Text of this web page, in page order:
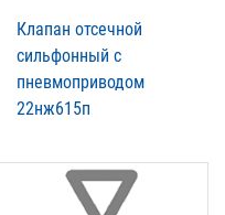
Клапан отсечной
сильфонный с
пневмоприводом
22нж615п